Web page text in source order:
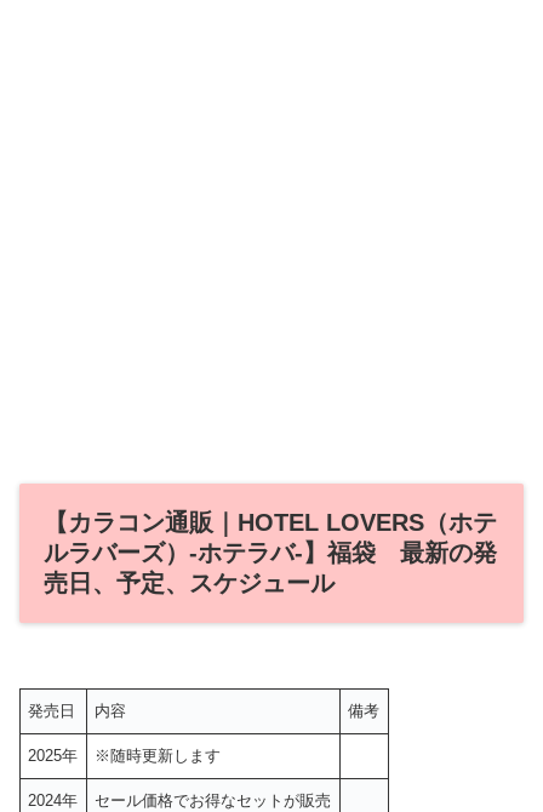
【カラコン通販｜HOTEL LOVERS（ホテ
ルラバーズ）‐ホテラバ‐】福袋 最新の発
売日、予定、スケジュール
発売日 内容 備考
2025年 ※随時更新します
2024年 セール価格でお得なセットが販売